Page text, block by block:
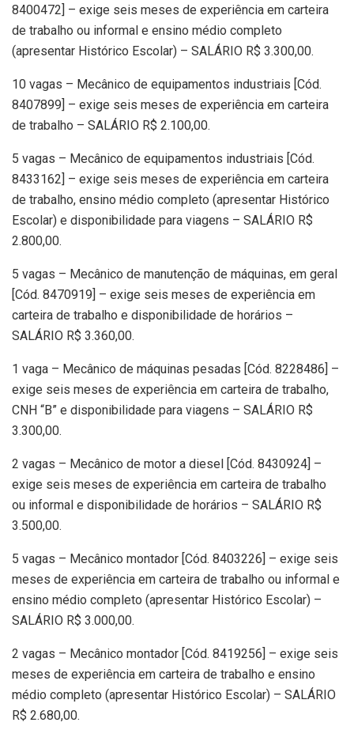
8400472] – exige seis meses de experiência em carteira
de trabalho ou informal e ensino médio completo
(apresentar Histórico Escolar) – SALÁRIO R$ 3.300,00.
10 vagas – Mecânico de equipamentos industriais [Cód.
8407899] – exige seis meses de experiência em carteira
de trabalho – SALÁRIO R$ 2.100,00.
5 vagas – Mecânico de equipamentos industriais [Cód.
8433162] – exige seis meses de experiência em carteira
de trabalho, ensino médio completo (apresentar Histórico
Escolar) e disponibilidade para viagens – SALÁRIO R$
2.800,00.
5 vagas – Mecânico de manutenção de máquinas, em geral
[Cód. 8470919] – exige seis meses de experiência em
carteira de trabalho e disponibilidade de horários –
SALÁRIO R$ 3.360,00.
1 vaga – Mecânico de máquinas pesadas [Cód. 8228486] –
exige seis meses de experiência em carteira de trabalho,
CNH “B” e disponibilidade para viagens – SALÁRIO R$
3.300,00.
2 vagas – Mecânico de motor a diesel [Cód. 8430924] –
exige seis meses de experiência em carteira de trabalho
ou informal e disponibilidade de horários – SALÁRIO R$
3.500,00.
5 vagas – Mecânico montador [Cód. 8403226] – exige seis
meses de experiência em carteira de trabalho ou informal e
ensino médio completo (apresentar Histórico Escolar) –
SALÁRIO R$ 3.000,00.
2 vagas – Mecânico montador [Cód. 8419256] – exige seis
meses de experiência em carteira de trabalho e ensino
médio completo (apresentar Histórico Escolar) – SALÁRIO
R$ 2.680,00.